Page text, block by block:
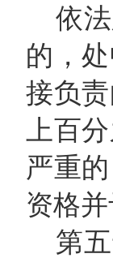
依
的，
接负
上百
严重
资格
第